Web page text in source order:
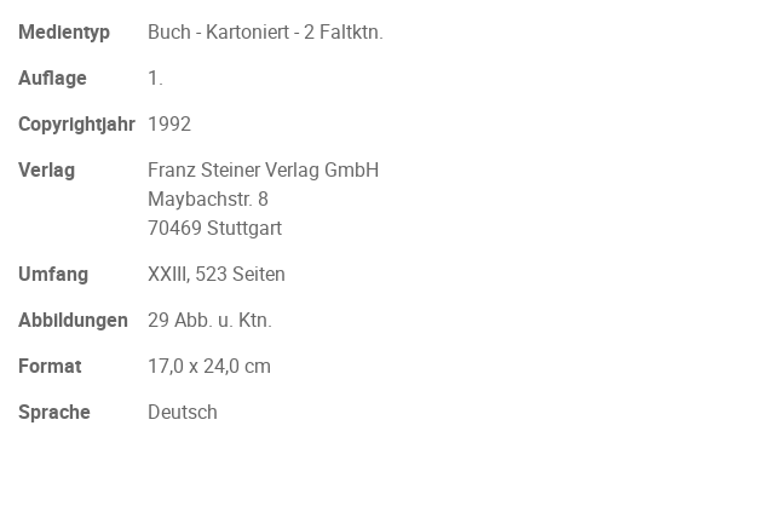
Medientyp
Buch - Kartoniert - 2 Faltktn.
Auflage
1.
Copyrightjahr 1992
Verlag
Franz Steiner Verlag GmbH
Maybachstr. 8
70469 Stuttgart
Umfang
XXIII, 523 Seiten
Abbildungen
29 Abb. u. Ktn.
Format
17,0 x 24,0 cm
Sprache
Deutsch